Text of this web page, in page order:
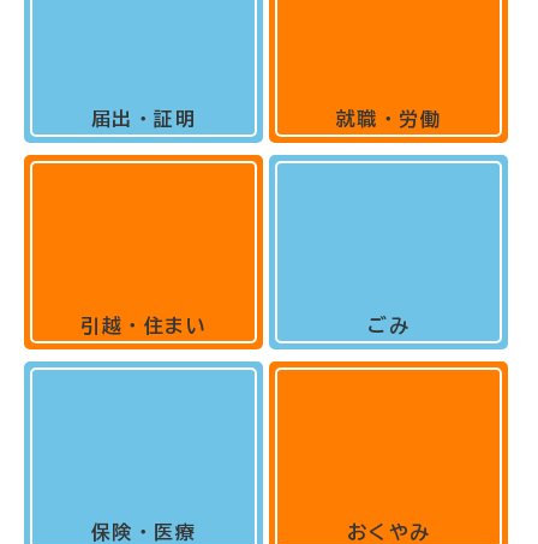
届出・証明
引越・住まい
保険・医療
就職・労働
ごみ
おくやみ